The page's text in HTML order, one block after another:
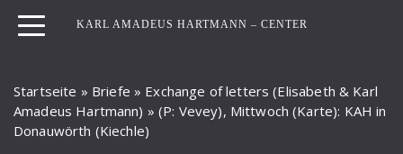
KARL AMADEUS HARTMANN – CENTER
Startseite » Briefe » Exchange of letters (Elisabeth & Karl
Amadeus Hartmann) »(P: Vevey), Mittwoch (Karte): KAH in
Donauwörth (Kiechle)